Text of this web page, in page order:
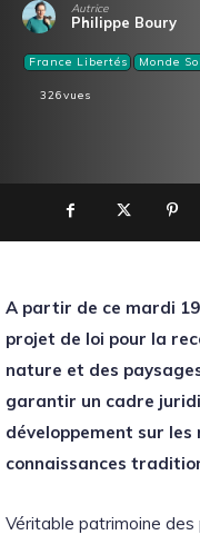
Autrice
Philippe Boury
France Libertés Monde
326vues
A partir de ce mardi
projet de loi pour la
nature et des
garantir un cadre
développement sur
connaissances
Véritable patrimoine